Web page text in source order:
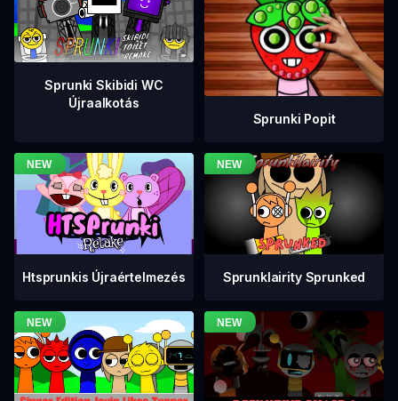
Sprunki Skibidi WC
Újraalkotás
Sprunki Popit
Htsprunkis Újraértelmezés Sprunklairity Sprunked